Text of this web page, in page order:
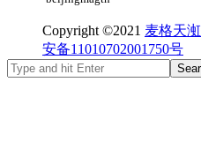
Copyright ©2021 麦格天渱
安备11010702001750号